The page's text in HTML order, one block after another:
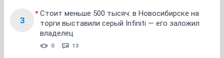
3
Стоит меньше 500 тысяч: в Новосибирске на
торги выставили серый Infiniti — его заложил
владелец
0 13